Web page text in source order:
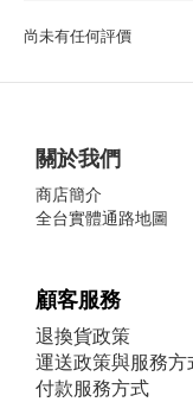
尚未有任何評價
關於我們
商店簡介
全台實體通路地圖
顧客服務
退換貨政策
運送政策與服務方
付款服務方式